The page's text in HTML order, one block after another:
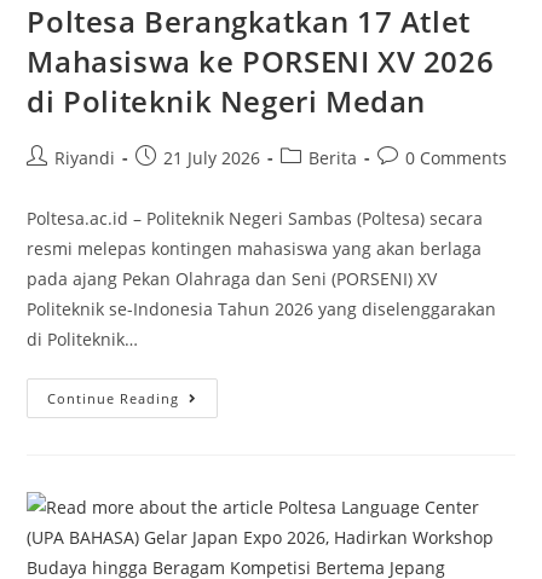
Poltesa Berangkatkan 17 Atlet
Mahasiswa ke PORSENI XV 2026
di Politeknik Negeri Medan
Riyandi 21 July 2026 Berita 0 Comments
Poltesa.ac.id – Politeknik Negeri Sambas (Poltesa) secara
resmi melepas kontingen mahasiswa yang akan berlaga
pada ajang Pekan Olahraga dan Seni (PORSENI) XV
Politeknik se-Indonesia Tahun 2026 yang diselenggarakan
di Politeknik…
Continue Reading